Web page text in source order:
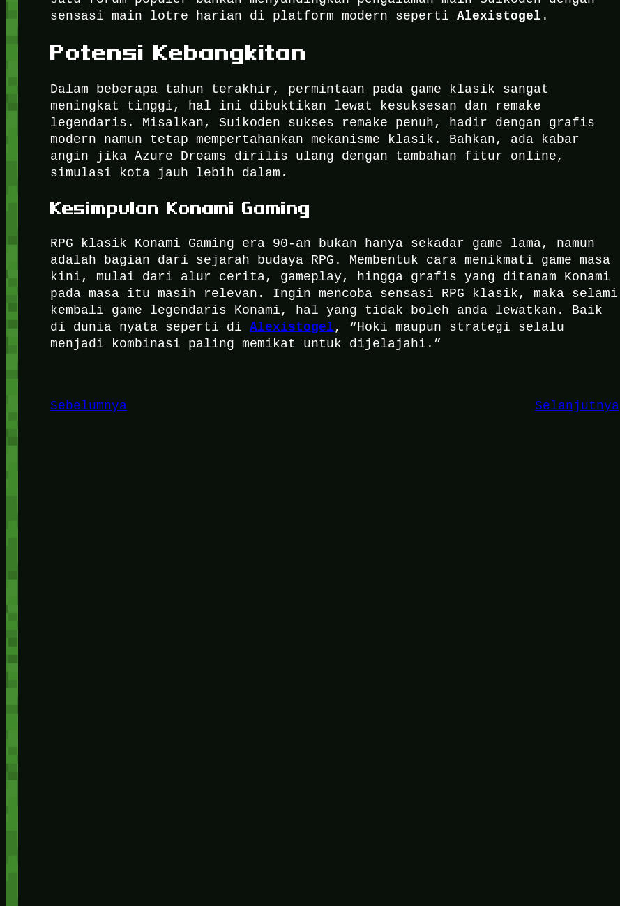
sensasi main lotre harian di platform modern sepertiAlexistogel .
Potensi Kebangkitan
Dalam beberapa tahun terakhir, permintaan pada game klasik sangat
meningkat tinggi, hal ini dibuktikan lewat kesuksesan dan remake
legendaris. Misalkan, Suikoden sukses remake penuh, hadir dengan grafis
modern namun tetap mempertahankan mekanisme klasik. Bahkan, ada kabar
angin jika Azure Dreams dirilis ulang dengan tambahan fitur online,
simulasi kota jauh lebih dalam.
Kesimpulan Konami Gaming
RPG klasik Konami Gaming era 90-an bukan hanya sekadar game lama, namun
adalah bagian dari sejarah budaya RPG. Membentuk cara menikmati game masa
kini, mulai dari alur cerita, gameplay, hingga grafis yang ditanam Konami
pada masa itu masih relevan. Ingin mencoba sensasi RPG klasik, maka selami
kembali game legendaris Konami, hal yang tidak boleh anda lewatkan. Baik
di dunia nyata seperti diAlexistogel, “Hoki maupun strategi selalu
menjadi kombinasi paling memikat untuk dijelajahi.”
Sebelumnya Selanjutnya